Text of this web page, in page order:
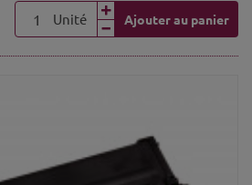
Unité Ajouter au panier